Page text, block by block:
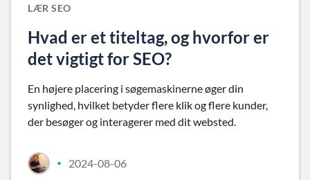
LÆR SEO
Hvad er et titeltag, og hvorfor er
det vigtigt for SEO?
En højere placering i søgemaskinerne øger din
synlighed, hvilket betyder flere klik og flere kunder,
der besøger og interagerer med dit websted.
• 2024-08-06